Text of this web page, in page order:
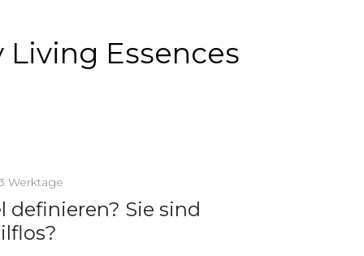
Living Essences
Werktage
definieren? Sie sind